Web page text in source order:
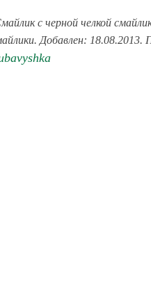
с черной челкой
Добавлен: 18.08.2013.